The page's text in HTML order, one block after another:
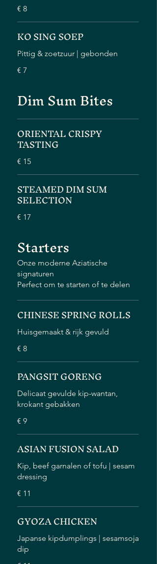
€ 8
KO SING SOEP
Pittig & zoetzuur | gebonden
€ 7
Dim Sum Bites
ORIENTAL CRISPY
TASTING
€ 15
STEAMED DIM SUM
SELECTION
€ 17
Starters
Onze moderne Aziatische
signaturen
Perfect om te starten of te delen
CHINESE SPRING ROLLS
Huisgemaakt & rijk gevuld
€ 8
PANGSIT GORENG
Delicaat gevulde kip-wantan,
krokant gebakken
€ 9
ASIAN FUSION SALAD
Kip, beef garnalen of tofu | sesam
dressing
€ 11
GYOZA CHICKEN
Japanse kipdumplings | sesamsoja
dip